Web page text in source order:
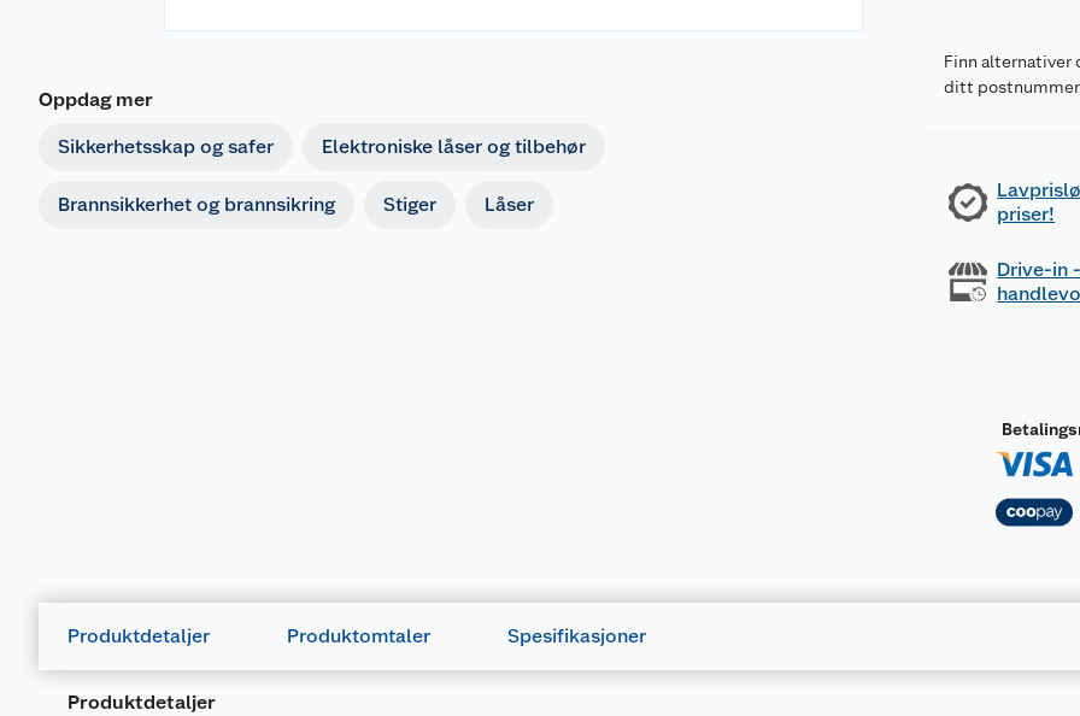
Oppdag mer
Sikkerhetsskap og safer Elektroniske låser og tilbehør
Brannsikkerhet og brannsikring Stiger Låser
Finn alternativer
ditt postnummer
priser!
Drive-in
Produktdetaljer Produktomtaler Spesifikasjoner
Produktdetaljer